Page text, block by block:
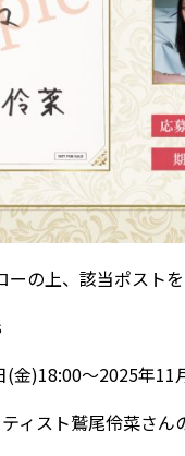
の上、該当ポスト
(金)18:00～2025年11
ィスト鷲尾伶菜さ